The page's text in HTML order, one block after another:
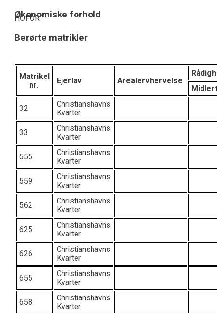
Økonomiske forhold
HOFOR
Berørte matrikler
Matrikel
nr.
Ejerlav Arealervhervelse
32
Christianshavns
Kvarter
33
Christianshavns
Kvarter
555
Christianshavns
Kvarter
559
Christianshavns
Kvarter
562
Christianshavns
Kvarter
625
Christianshavns
Kvarter
626
Christianshavns
Kvarter
655
Christianshavns
Kvarter
658
Christianshavns
Kvarter